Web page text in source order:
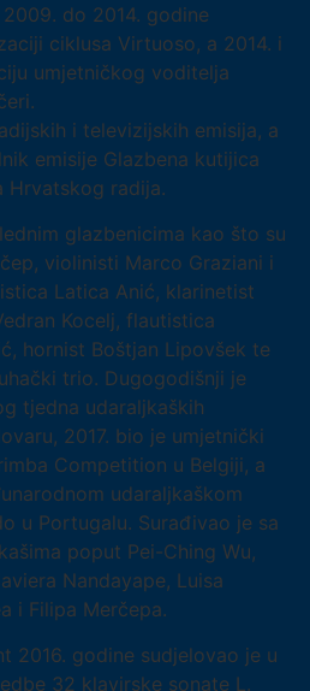
do 2014. godine
ciklusa Virtuoso, a 2014. i
umjetničkog voditelja
i televizijskih emisija, a
emisije Glazbena kutijica
Hrvatskog radija.
glazbenicima kao što su
violinisti Marco Graziani i
Latica Anić, klarinetist
Kocelj, flautistica
hornist Boštjan Lipovšek te
trio. Dugogodišnji je
tjedna udaraljkaških
2017. bio je umjetnički
Competition u Belgiji, a
udaraljkaškom
u Portugalu. Surađivao je sa
poput Pei-Ching Wu,
Nandayape, Luisa
i Filipa Merčepa.
2016. godine sudjelovao je u
32 klavirske sonate L.